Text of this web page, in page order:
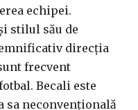
echipei.
stilul său de
direcția
frecvent
Becali este
sa neconvențională